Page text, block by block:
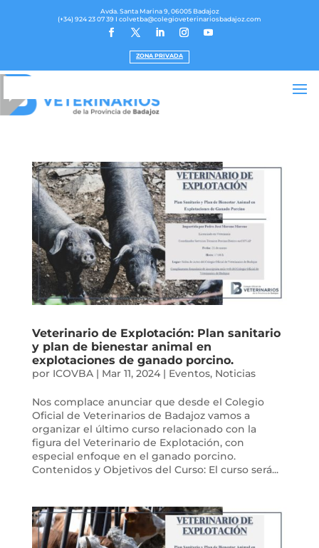
Avda. Santa Marina 9, 06005 Badajoz
(+34) 924 23 07 39 I colvetba@colegioveterinariosbadajoz.com
ZONA PRIVADA
Veterinario de Explotación: Plan sanitario
y plan de bienestar animal en
explotaciones de ganado porcino.
por ICOVBA| Mar 11, 2024| Eventos, Noticias
Nos complace anunciar que desde el Colegio
Oficial de Veterinarios de Badajoz vamos a
organizar el último curso relacionado con la
figura del Veterinario de Explotación, con
especial enfoque en el ganado porcino.
Contenidos y Objetivos del Curso: El curso será...